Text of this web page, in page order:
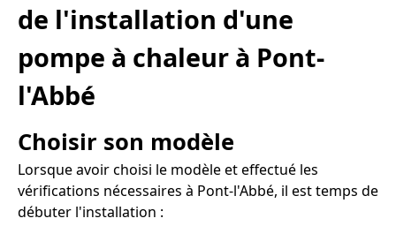
de l'installation d'une
pompe à chaleur à Pont-
l'Abbé
Choisir son modèle
Lorsque avoir choisi le modèle et effectué les
vérifications nécessaires à Pont-l'Abbé, il est temps de
débuter l'installation :